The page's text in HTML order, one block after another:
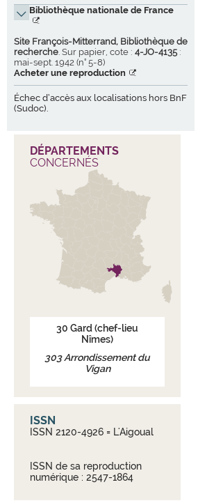
DÉPARTEMENTS
CONCERNÉS
30 Gard(chef-lieu
Nîmes)
303Arrondissement du
Vigan
ISSN
ISSN 2120-4926 = L'Aigoual
ISSN de sa reproduction
numérique : 2547-1864
Bibliothèque nationale de France
Site François-Mitterrand, Bibliothèque de
recherche . Sur papier, cote : 4-JO-4135:
mai-sept. 1942 (n° 5-8)
Acheter une reproduction
Échec d’accès aux localisations hors BnF
(Sudoc).